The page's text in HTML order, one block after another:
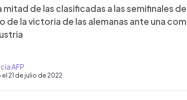
mitad de las clasificadas a las semifinales
de la victoria de las alemanas ante una
AFP
21 de julio de 2022